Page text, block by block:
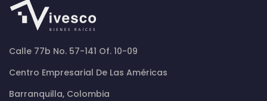
Calle 77b No. 57-141 Of. 10-09
Centro Empresarial De Las Américas
Barranquilla, Colombia